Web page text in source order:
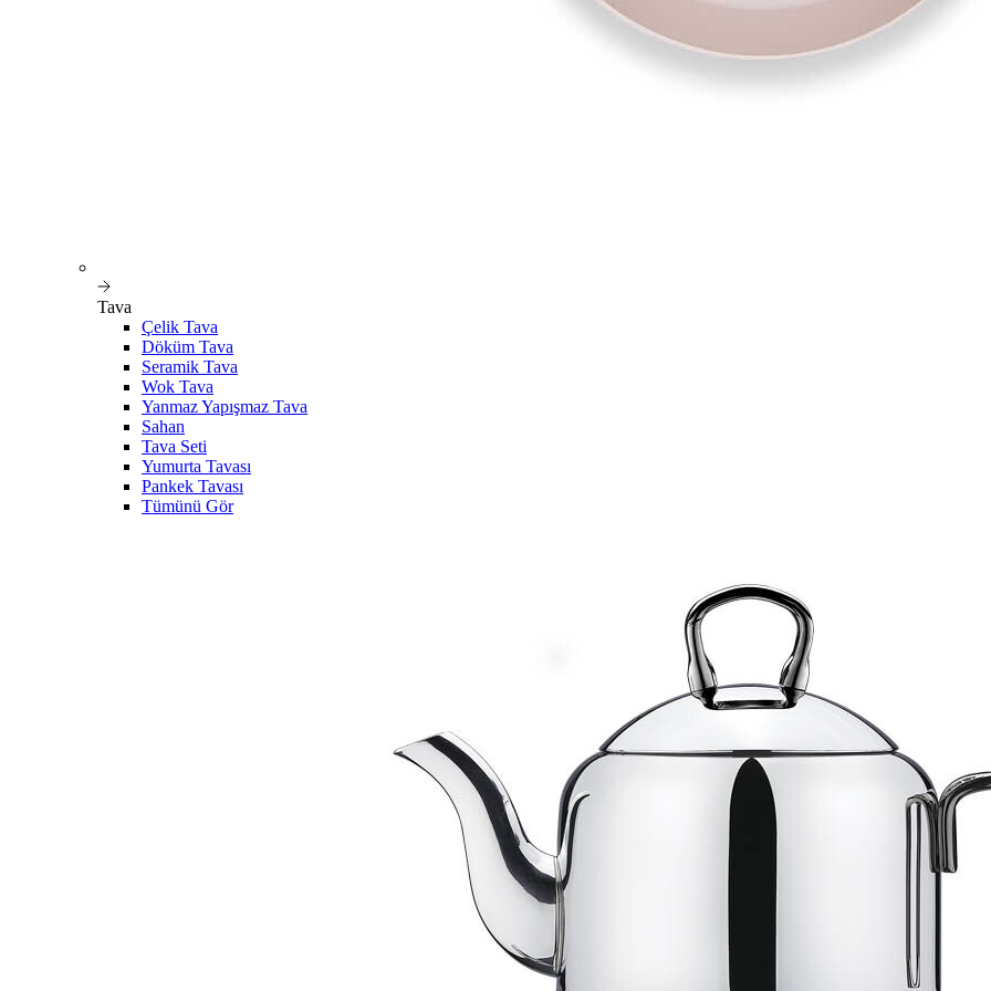
Tava
Çelik Tava
Döküm Tava
Seramik Tava
Wok Tava
Yanmaz Yapışmaz Tava
Sahan
Tava Seti
Yumurta Tavası
Pankek Tavası
Tümünü Gör